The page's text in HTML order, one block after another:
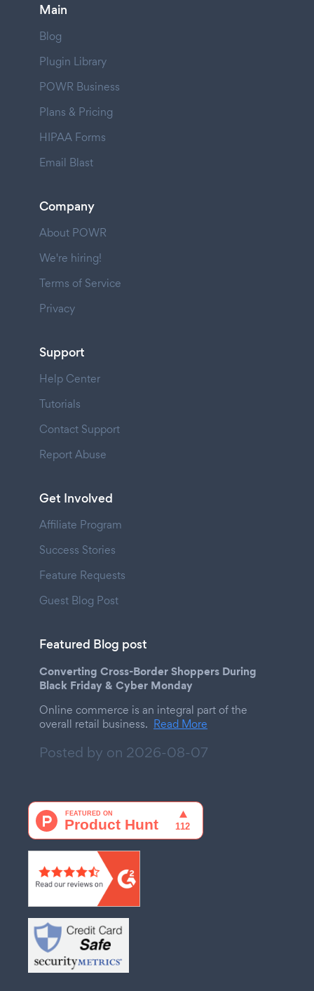
Main
Blog
Plugin Library
POWR Business
Plans & Pricing
HIPAA Forms
Email Blast
Company
About POWR
We're hiring!
Terms of Service
Privacy
Support
Help Center
Tutorials
Contact Support
Report Abuse
Get Involved
Affiliate Program
Success Stories
Feature Requests
Guest Blog Post
Featured Blog post
Converting Cross-Border Shoppers During
Black Friday & Cyber Monday
Online commerce is an integral part of the
overall retail business. Read More
Posted by on 2026-08-07